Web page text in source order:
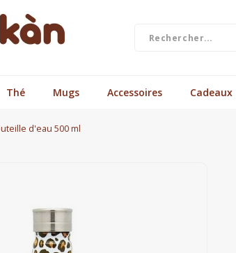
Thé Mugs Accessoires Cadeaux
d'eau 500 ml